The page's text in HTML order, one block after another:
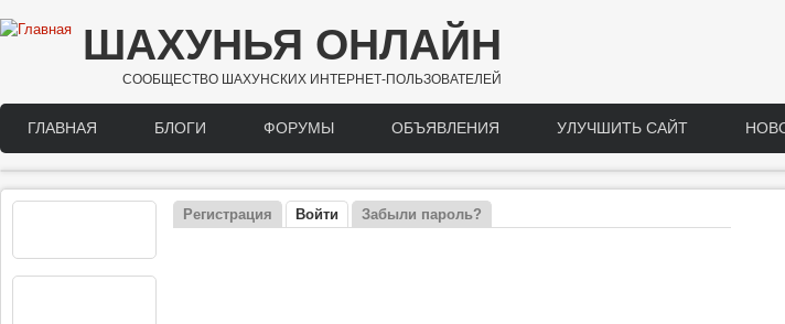
Перейти к основному содержанию
ШАХУНЬЯ ОНЛАЙН
СООБЩЕСТВО ШАХУНСКИХ ИНТЕРНЕТ-ПОЛЬЗОВАТЕЛЕЙ
Main menu
ГЛАВНАЯ БЛОГИ ФОРУМЫ ОБЪЯВЛЕНИЯ УЛУЧШИТЬ САЙТ
Главные вкладки
Регистрация Войти (активная вкладка)
Забыли пароль?